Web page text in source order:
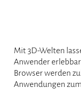
Mit 3D-Welten
Anwender
Browser werden
Anwendungen